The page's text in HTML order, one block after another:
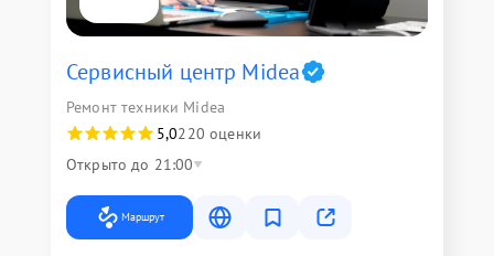
Сервисный центр Midea
Ремонт техники Midea
5,0220 оценки
Открыто до 21:00
Маршрут